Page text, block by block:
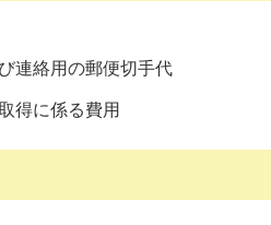
連絡用の郵便切手代
得に係る費用